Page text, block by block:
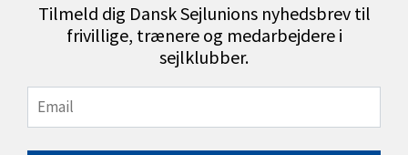
Tilmeld dig Dansk Sejlunions nyhedsbrev til
frivillige, trænere og medarbejdere i
sejlklubber.